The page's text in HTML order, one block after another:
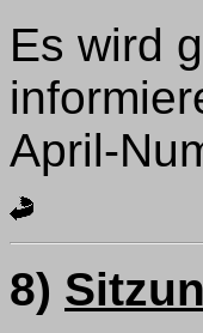
Es wird
April-
8)